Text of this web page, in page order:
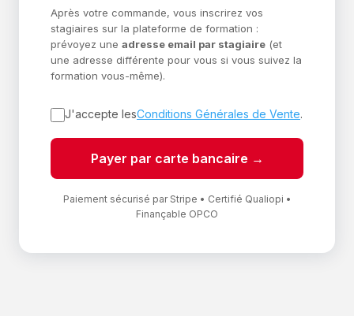
Après votre commande, vous inscrirez vos
stagiaires sur la plateforme de formation :
prévoyez une adresse email par stagiaire (et
une adresse différente pour vous si vous suivez la
formation vous-même).
J'accepte lesConditions Générales de Vente.
Payer par carte bancaire →
Paiement sécurisé par Stripe • Certifié Qualiopi •
Finançable OPCO